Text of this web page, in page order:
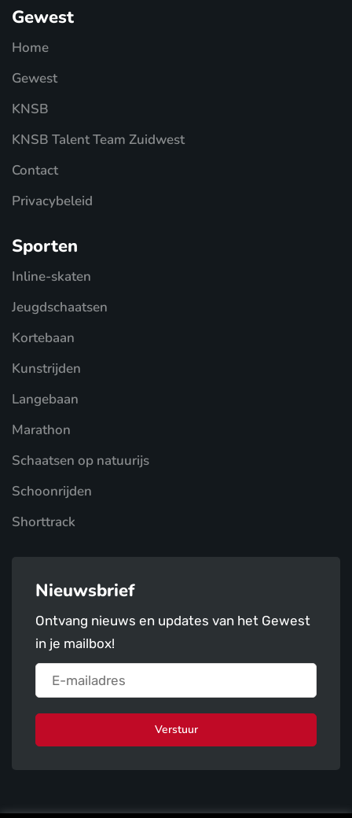
Gewest
Home
Gewest
KNSB
KNSB Talent Team Zuidwest
Contact
Privacybeleid
Sporten
Inline-skaten
Jeugdschaatsen
Kortebaan
Kunstrijden
Langebaan
Marathon
Schaatsen op natuurijs
Schoonrijden
Shorttrack
Nieuwsbrief
Ontvang nieuws en updates van het Gewest
in je mailbox!
Verstuur